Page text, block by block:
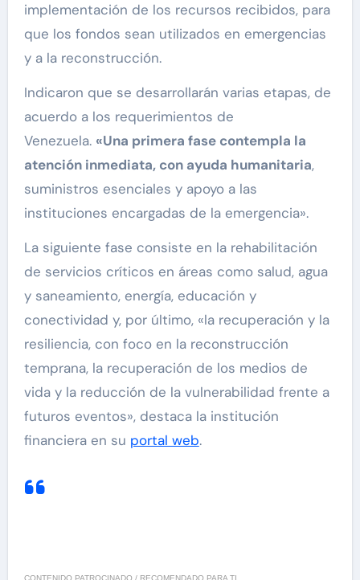
implementación de los recursos recibidos, para
que los fondos sean utilizados en emergencias
y a la reconstrucción.
Indicaron que se desarrollarán varias etapas, de
acuerdo a los requerimientos de
Venezuela. «Una primera fase contempla la
atención inmediata, con ayuda humanitaria,
suministros esenciales y apoyo a las
instituciones encargadas de la emergencia».
La siguiente fase consiste en la rehabilitación
de servicios críticos en áreas como salud, agua
y saneamiento, energía, educación y
conectividad y, por último, «la recuperación y la
resiliencia, con foco en la reconstrucción
temprana, la recuperación de los medios de
vida y la reducción de la vulnerabilidad frente a
futuros eventos», destaca la institución
financiera en su portal web.
CONTENIDO PATROCINADO / RECOMENDADO PARA TI